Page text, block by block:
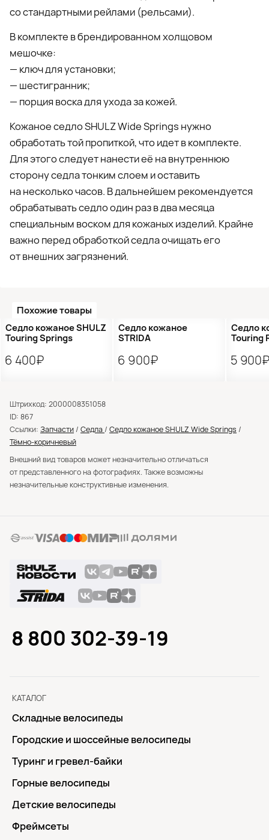
со стандартными рейлами (рельсами).
В комплекте в брендированном холщовом
мешочке:
— ключ для установки;
— шестигранник;
— порция воска для ухода за кожей.
Кожаное седло SHULZ Wide Springs нужно
обработать той пропиткой, что идет в комплекте.
Для этого следует нанести её на внутреннюю
сторону седла тонким слоем и оставить
на несколько часов. В дальнейшем рекомендуется
обрабатывать седло один раз в два месяца
специальным воском для кожаных изделий. Крайне
важно перед обработкой седла очищать его
от внешних загрязнений.
Похожие товары
Седло кожаное SHULZ
Touring Springs
6 400₽
Седло кожаное
STRIDA
6 900₽
Седло
Touring
5
Штрихкод: 2000008351058
ID: 867
Ссылки: Запчасти / Седла / Седло кожаное SHULZ Wide Springs /
Тёмно-коричневый
Внешний вид товаров может незначительно отличаться
от представленного на фотографиях. Также возможны
незначительные конструктивные изменения.
КАТАЛОГ
Складные велосипеды
Городские и шоссейные велосипеды
Туринг и гревел-байки
Горные велосипеды
Детские велосипеды
Фреймсеты
8 800 302-39-19